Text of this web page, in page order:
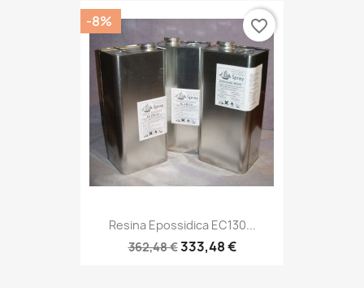
Resina Epossidica EC130...
362,48 €333,48 €
-8% favorite_border